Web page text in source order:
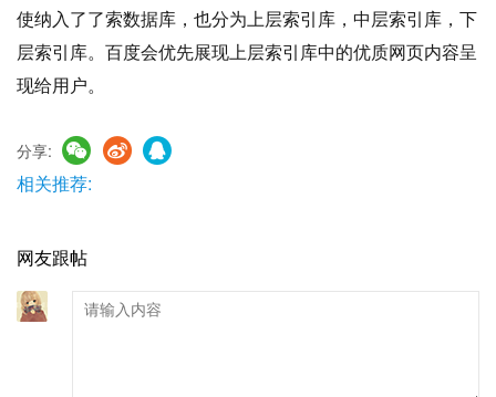
使纳入了了索数据库，也分为上层索引库，中层索引库，下
层索引库。百度会优先展现上层索引库中的优质网页内容呈
现给用户。
分享:
相关推荐:
网友跟帖